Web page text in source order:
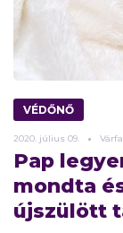
VÉDŐNŐ
2020. július 09.
Pap
mondta
újszülött